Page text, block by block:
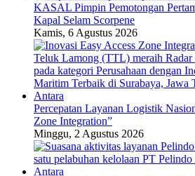
KASAL Pimpin Pemotongan
Kapal Selam Scorpene
Kamis, 6 Agustus 2026
Percepatan Layanan Logistik
Zone Integration”
Minggu, 2 Agustus 2026